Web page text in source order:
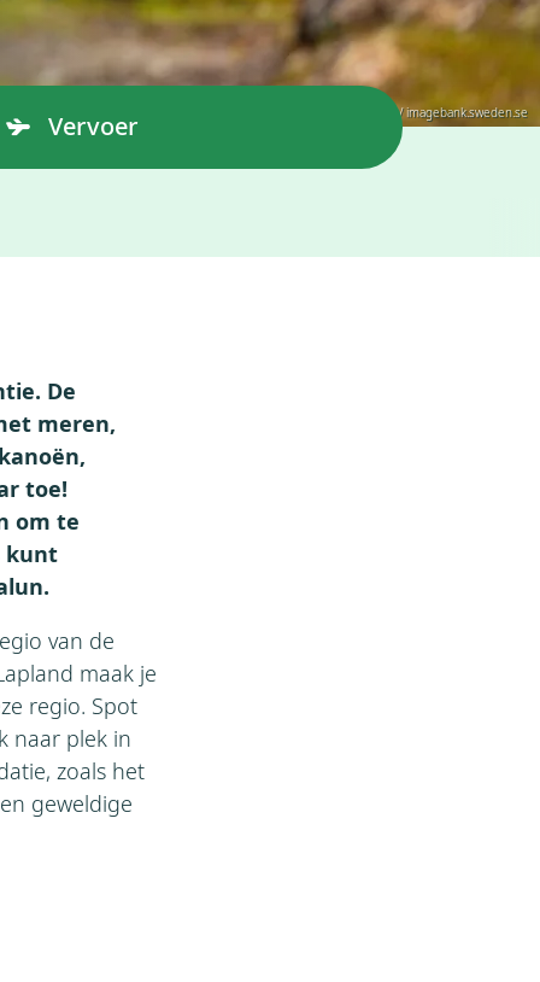
© Niclas Vestefjell / imagebank.sweden.se
Vervoer
De
meren,
toe!
om te
kunt
van de
maak je
regio. Spot
naar plek in
zoals het
geweldige